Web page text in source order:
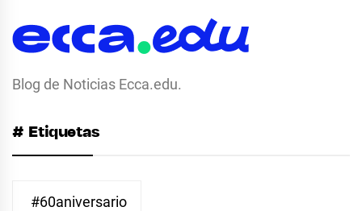
Blog de Noticias Ecca.edu.
# Etiquetas
#60aniversario